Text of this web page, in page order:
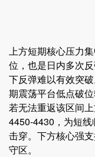
上方短期核心压力
位，也是日内多次
下反弹难以有效突
期震荡平台低点破
若无法重返该区间
4450-4430，为短
击穿。下方核心强
守区。